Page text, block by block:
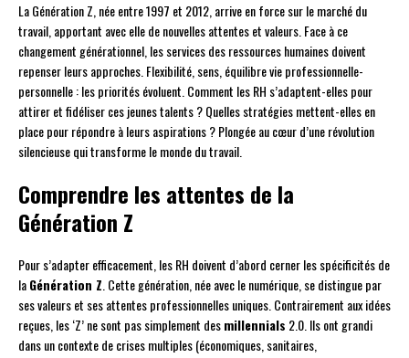
La Génération Z, née entre 1997 et 2012, arrive en force sur le marché du
travail, apportant avec elle de nouvelles attentes et valeurs. Face à ce
changement générationnel, les services des ressources humaines doivent
repenser leurs approches. Flexibilité, sens, équilibre vie professionnelle-
personnelle : les priorités évoluent. Comment les RH s’adaptent-elles pour
attirer et fidéliser ces jeunes talents ? Quelles stratégies mettent-elles en
place pour répondre à leurs aspirations ? Plongée au cœur d’une révolution
silencieuse qui transforme le monde du travail.
Comprendre les attentes de la
Génération Z
Pour s’adapter efficacement, les RH doivent d’abord cerner les spécificités de
laGénération Z. Cette génération, née avec le numérique, se distingue par
ses valeurs et ses attentes professionnelles uniques. Contrairement aux idées
reçues, les ‘Z’ ne sont pas simplement desmillennials 2.0. Ils ont grandi
dans un contexte de crises multiples (économiques, sanitaires,